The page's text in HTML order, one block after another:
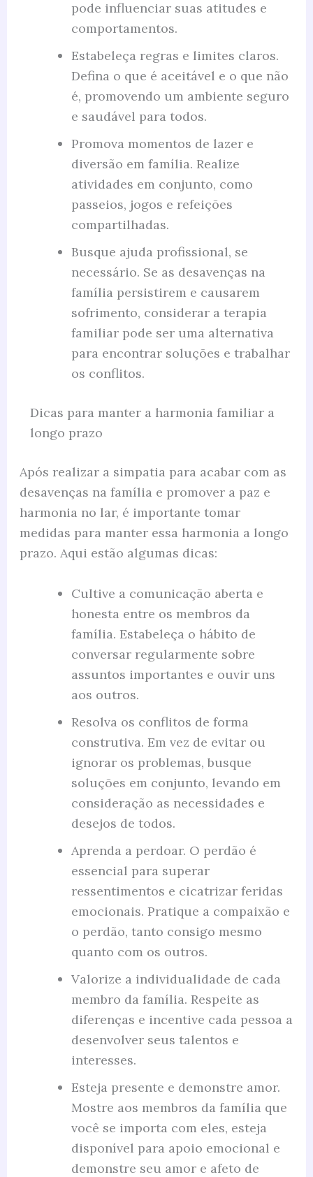
pode influenciar suas atitudes e
comportamentos.
Estabeleça regras e limites claros.
Defina o que é aceitável e o que não
é, promovendo um ambiente seguro
e saudável para todos.
Promova momentos de lazer e
diversão em família. Realize
atividades em conjunto, como
passeios, jogos e refeições
compartilhadas.
Busque ajuda profissional, se
necessário. Se as desavenças na
família persistirem e causarem
sofrimento, considerar a terapia
familiar pode ser uma alternativa
para encontrar soluções e trabalhar
os conflitos.
Dicas para manter a harmonia familiar a
longo prazo
Após realizar a simpatia para acabar com as
desavenças na família e promover a paz e
harmonia no lar, é importante tomar
medidas para manter essa harmonia a longo
prazo. Aqui estão algumas dicas:
Cultive a comunicação aberta e
honesta entre os membros da
família. Estabeleça o hábito de
conversar regularmente sobre
assuntos importantes e ouvir uns
aos outros.
Resolva os conflitos de forma
construtiva. Em vez de evitar ou
ignorar os problemas, busque
soluções em conjunto, levando em
consideração as necessidades e
desejos de todos.
Aprenda a perdoar. O perdão é
essencial para superar
ressentimentos e cicatrizar feridas
emocionais. Pratique a compaixão e
o perdão, tanto consigo mesmo
quanto com os outros.
Valorize a individualidade de cada
membro da família. Respeite as
diferenças e incentive cada pessoa a
desenvolver seus talentos e
interesses.
Esteja presente e demonstre amor.
Mostre aos membros da família que
você se importa com eles, esteja
disponível para apoio emocional e
demonstre seu amor e afeto de